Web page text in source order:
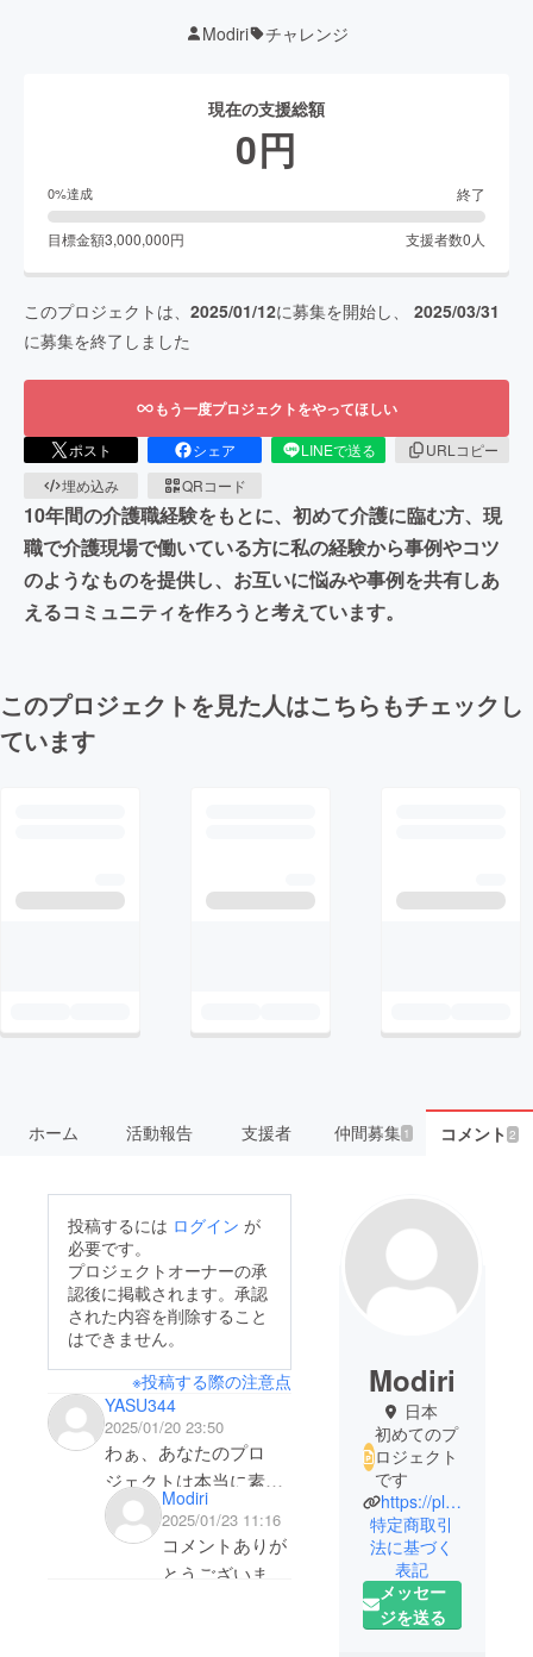
Modiri チャレンジ
現在の支援総額
0円
0%達成 終了
目標金額3,000,000円 支援者数0 人
このプロジェクトは、 2025/01/12に募集を開始し、 2025/03/31
に募集を終了しました
もう一度プロジェクトをやってほしい
ポスト シェア LINEで送る
URLコピー
埋め込み
QRコード
10年間の介護職経験をもとに、初めて介護に臨む方、現
職で介護現場で働いている方に私の経験から事例やコツ
のようなものを提供し、お互いに悩みや事例を共有しあ
えるコミュニティを作ろうと考えています。
このプロジェクトを見た人はこちらもチェックし
ています
ホーム 活動報告 支援者 仲間募集 1 コメント 2
投稿するには ログイン が
必要です。
プロジェクトオーナーの承
認後に掲載されます。承認
された内容を削除すること
はできません。
※投稿する際の注意点
YASU344
2025/01/20 23:50
わぁ、あなたのプロ
ジェクトは本当に素晴
らしいですね！正直に
言うと、あなたのアイ
デアにとても興味を持
Modiri
2025/01/23 11:16
コメントありが
とうございま
Modiri
日本
初めてのプ
ロジェクト
です
https://plaza.rakuten.co.jp/rayonblog/
特定商取引
法に基づく
表記
メッセー
ジを送る